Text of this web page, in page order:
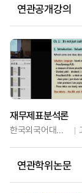
연관공개강의
재무제표분석론
한국외국어대학교
연관학위논문